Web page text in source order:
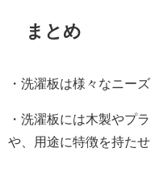
まとめ
・洗濯板は様々なニー
・洗濯板には木製やプ
や、用途に特徴を持た